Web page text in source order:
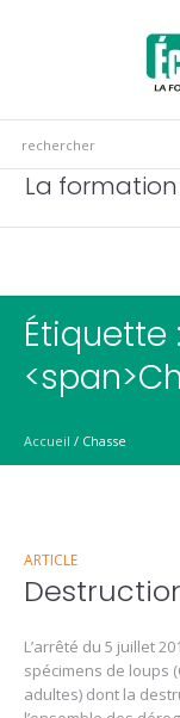
La
Étiquette :
Accueil / Chasse
ARTICLE
L’arrêté du 5 juillet
spécimens de loups
adultes) dont la